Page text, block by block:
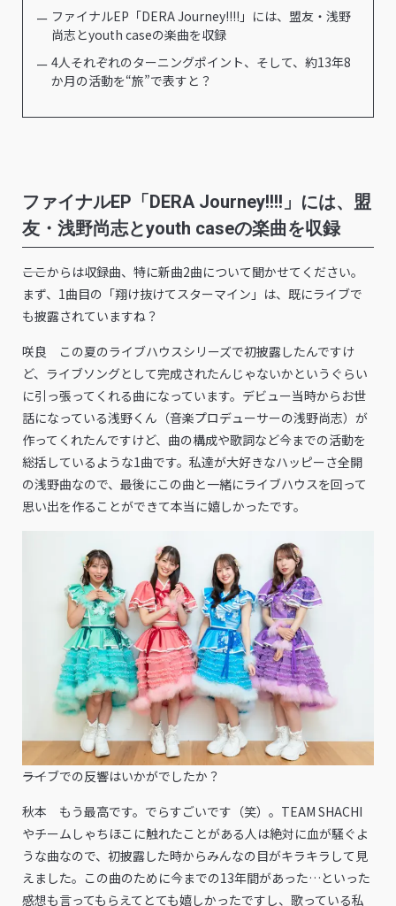
ファイナルEP「DERA Journey!!!!」には、盟友・浅野
尚志とyouth caseの楽曲を収録
4人それぞれのターニングポイント、そして、約13年8
か月の活動を“旅”で表すと？
ファイナルEP「DERA Journey!!!!」には、盟
友・浅野尚志とyouth caseの楽曲を収録
――ここからは収録曲、特に新曲2曲について聞かせてください。
まず、1曲目の「翔け抜けてスターマイン」は、既にライブで
も披露されていますね？
咲良 この夏のライブハウスシリーズで初披露したんですけ
ど、ライブソングとして完成されたんじゃないかというぐらい
に引っ張ってくれる曲になっています。デビュー当時からお世
話になっている浅野くん（音楽プロデューサーの浅野尚志）が
作ってくれたんですけど、曲の構成や歌詞など今までの活動を
総括しているような1曲です。私達が大好きなハッピーさ全開
の浅野曲なので、最後にこの曲と一緒にライブハウスを回って
思い出を作ることができて本当に嬉しかったです。
――ライブでの反響はいかがでしたか？
秋本 もう最高です。でらすごいです（笑）。TEAM SHACHI
やチームしゃちほこに触れたことがある人は絶対に血が騒ぐよ
うな曲なので、初披露した時からみんなの目がキラキラして見
えました。この曲のために今までの13年間があった…といった
感想も言ってもらえてとても嬉しかったですし、歌っている私